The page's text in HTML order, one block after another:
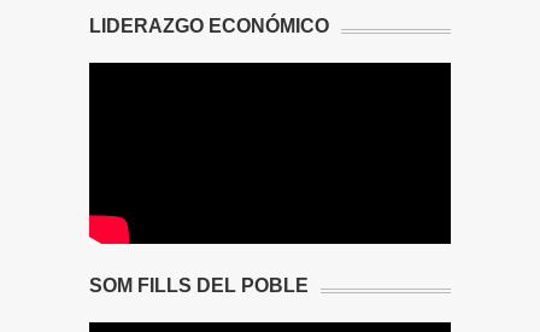
LIDERAZGO ECONÓMICO
SOM FILLS DEL POBLE